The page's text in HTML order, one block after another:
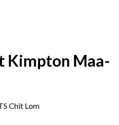
Kimpton Maa-
Chit Lom